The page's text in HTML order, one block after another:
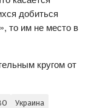
добиться
то им не место в
кругом от
Украина